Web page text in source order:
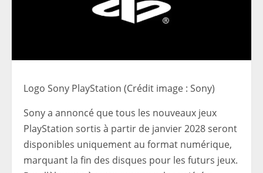
Logo Sony PlayStation (Crédit image : Sony)
Sony a annoncé que tous les nouveaux jeux
PlayStation sortis à partir de janvier 2028 seront
disponibles uniquement au format numérique,
marquant la fin des disques pour les futurs jeux.